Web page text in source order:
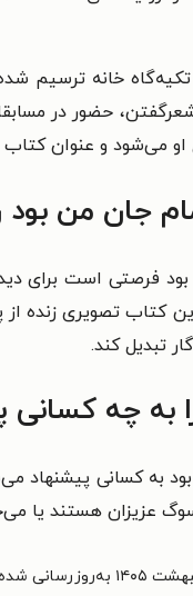
تکیه‌گاه خانه ترسیم
حضور در
می‌شود و عنوان کتاب
جان من بود
فرصتی است برای
کتاب تصویری زنده از
تبدیل کند.
به چه
به کسانی پیشنهاد
عزیزان هستند یا